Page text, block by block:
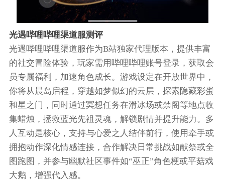
光遇哔哩哔哩渠道服测评
光遇哔哩哔哩渠道服作为B站独家代理版本，提供丰富
的社交冒险体验，玩家需用哔哩哔哩账号登录，获取会
员专属福利，加速角色成长。游戏设定在开放世界中，
你将从晨岛启程，穿越如梦似幻的云层，探索隐藏彩蛋
和星之门，同时通过冥想任务在滑冰场或禁阁等地点收
集蜡烛，拯救蓝光先祖灵魂，解锁剧情并提升能力。多
人互动是核心，支持与心爱之人结伴前行，使用牵手或
拥抱动作深化情感连接，合作解决日常挑战如献祭或全
图跑图，并参与幽默社区事件如“巫正”角色梗或平菇戏
大鹅，增强代入感。